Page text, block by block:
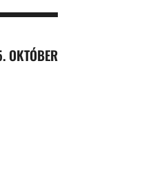
OKTÓBER